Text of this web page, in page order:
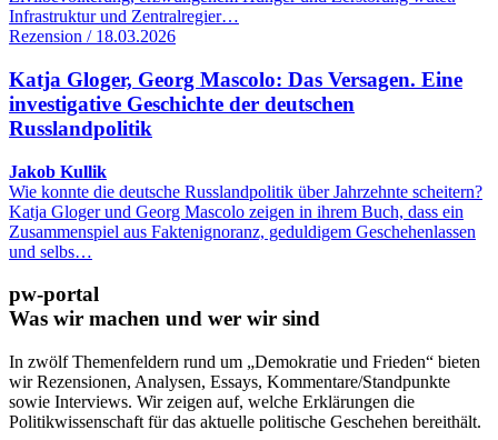
Infrastruktur und Zentralregier…
Rezension / 18.03.2026
Katja Gloger, Georg Mascolo: Das Versagen. Eine
investigative Geschichte der deutschen
Russlandpolitik
Jakob Kullik
Wie konnte die deutsche Russlandpolitik über Jahrzehnte scheitern?
Katja Gloger und Georg Mascolo zeigen in ihrem Buch, dass ein
Zusammenspiel aus Faktenignoranz, geduldigem Geschehenlassen
und selbs…
pw-portal
Was wir machen und wer wir sind
In zwölf Themenfeldern rund um „Demokratie und Frieden“ bieten
wir Rezensionen, Analysen, Essays, Kommentare/Standpunkte
sowie Interviews. Wir zeigen auf, welche Erklärungen die
Politikwissenschaft für das aktuelle politische Geschehen bereithält.